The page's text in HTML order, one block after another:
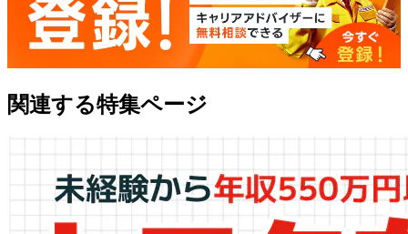
関連する特集ページ